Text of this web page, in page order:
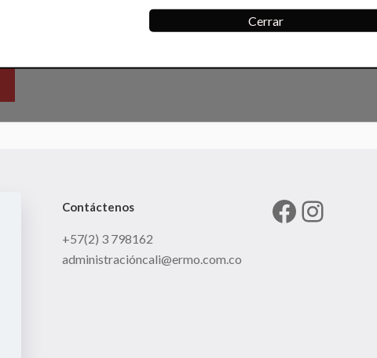
Contáctenos
+57(2) 3 798162
administracióncali@ermo.com.co
Facebook
Cerrar